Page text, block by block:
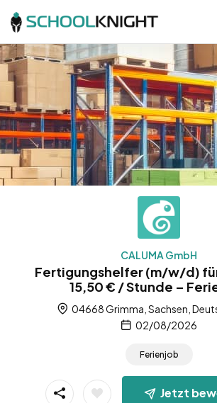
CALUMA GmbH
Fertigungshelfer (m/w/d)
15,50 € / Stunde –
04668 Grimma, Sachsen,
02/08/2026
Ferienjob
Jetzt